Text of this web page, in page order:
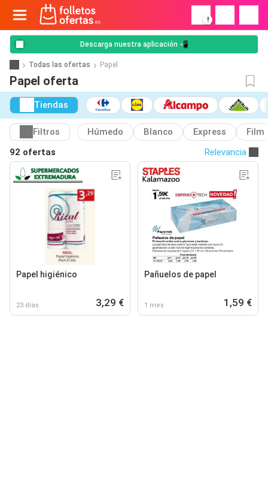
!
Descarga nuestra aplicación 📲
Todas las ofertas Papel
Papel oferta
Tiendas
Filtros Húmedo Blanco Express
Film
92 ofertas
Relevancia
Papel higiénico
23 días 3,29 €
Pañuelos de papel
1 mes 1,59 €